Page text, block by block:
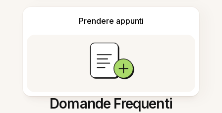
Prendere appunti
Domande Frequenti